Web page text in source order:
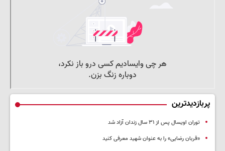
پربازدیدترین
توران اویسال پس از ۳۱ سال زندان آزاد شد
«قربان رضایی» را به عنوان شهید معرفی کنید